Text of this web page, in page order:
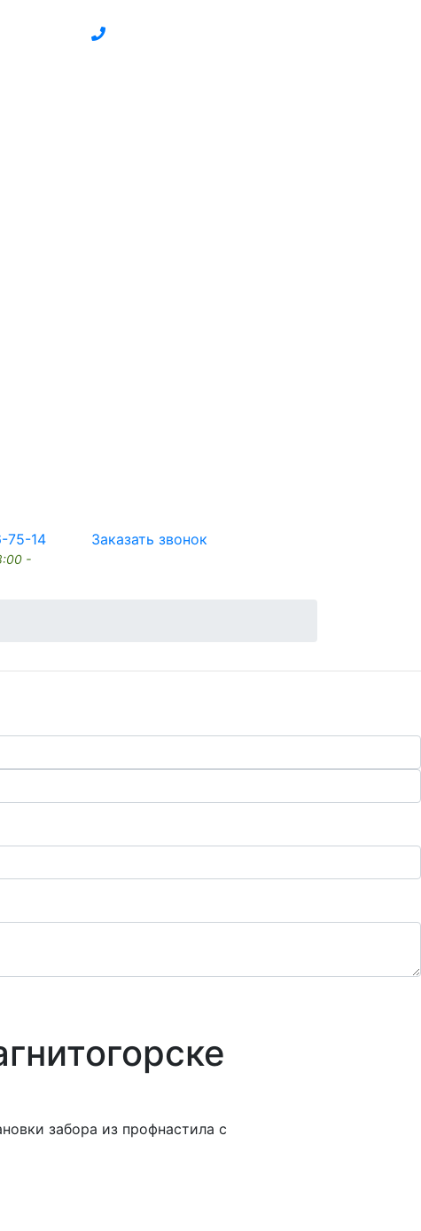
75-14
-
Заказать звонок
забора из профнастила с